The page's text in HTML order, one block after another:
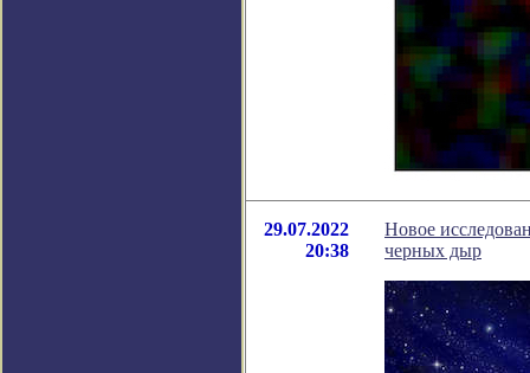
29.07.2022
20:38
Новое
черных дыр